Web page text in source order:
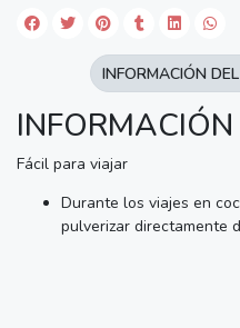
Fácil para viajar
Durante los viajes en
pulverizar directamente
INFORMACIÓN